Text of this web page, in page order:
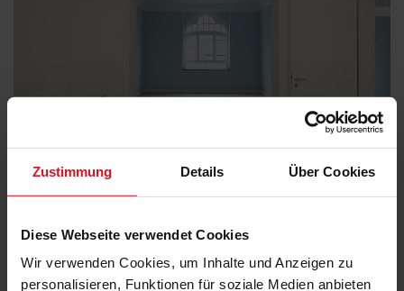
Zustimmung Details Über Cookies
Diese Webseite verwendet Cookies
Wir verwenden Cookies, um Inhalte und Anzeigen zu
personalisieren, Funktionen für soziale Medien anbieten